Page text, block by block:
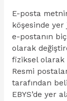
E-posta
köşesinde
e-postanın
olarak
fiziksel olarak
Resmi
tarafından
EBYS’de yer